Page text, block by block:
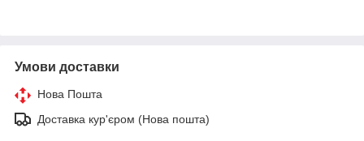
Умови доставки
Нова Пошта
Доставка кур'єром (Нова пошта)